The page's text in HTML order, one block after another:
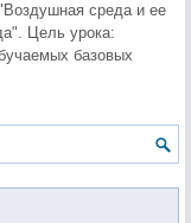
среда и ее
Цель урока:
базовых